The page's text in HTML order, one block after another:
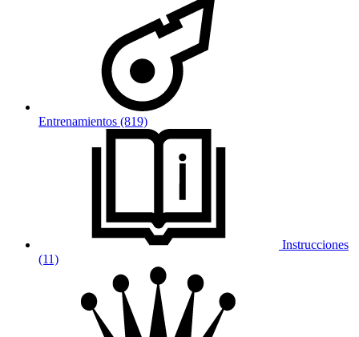
Entrenamientos (819)
Instrucciones
(11)